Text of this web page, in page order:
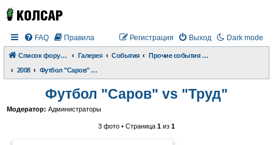
Dark mode
FAQ Правила Выход
Регистрация
Список форумов Галерея События
Прочие события и происшествия
2008
Футбол "Саров" vs "Труд"
Футбол "Саров" vs "Труд"
Модератор: Администраторы
3 фото • Страница 1 из 1